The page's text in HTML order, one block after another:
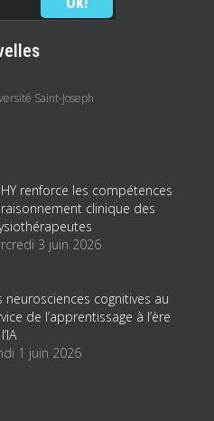
Saint-Joseph
renforce les compétences
clinique des
3 juin 2026
neurosciences cognitives au
de l’apprentissage à l’ère
1 juin 2026